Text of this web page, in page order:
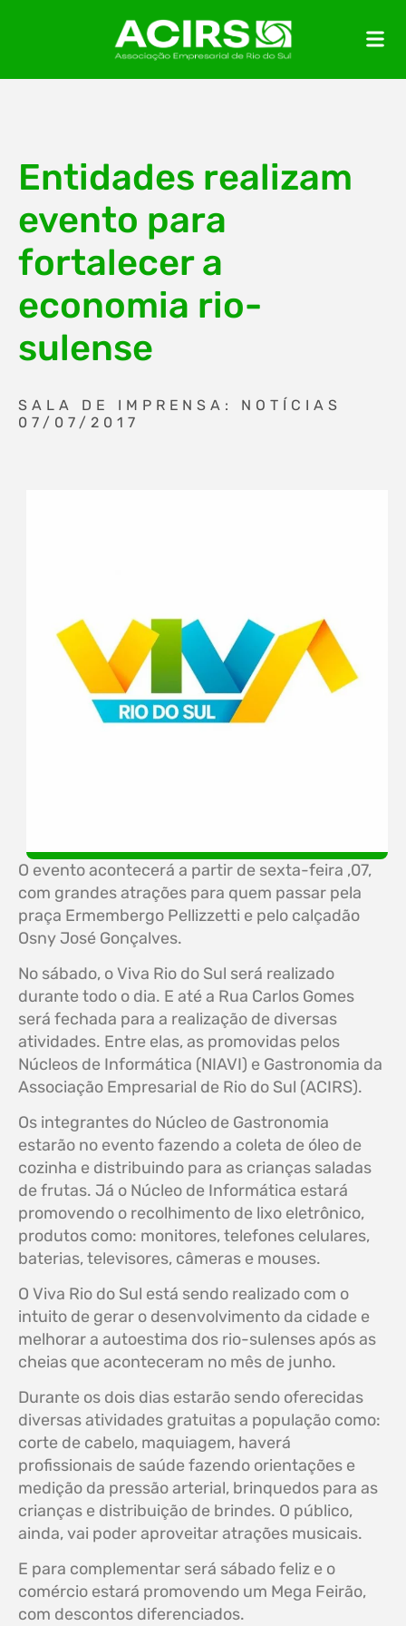
Entidades realizam
evento para
fortalecer a
economia rio-
sulense
SALA DE IMPRENSA: NOTÍCIAS
07/07/2017
O evento acontecerá a partir de sexta-feira ,07,
com grandes atrações para quem passar pela
praça Ermembergo Pellizzetti e pelo calçadão
Osny José Gonçalves.
No sábado, o Viva Rio do Sul será realizado
durante todo o dia. E até a Rua Carlos Gomes
será fechada para a realização de diversas
atividades. Entre elas, as promovidas pelos
Núcleos de Informática (NIAVI) e Gastronomia da
Associação Empresarial de Rio do Sul (ACIRS).
Os integrantes do Núcleo de Gastronomia
estarão no evento fazendo a coleta de óleo de
cozinha e distribuindo para as crianças saladas
de frutas. Já o Núcleo de Informática estará
promovendo o recolhimento de lixo eletrônico,
produtos como: monitores, telefones celulares,
baterias, televisores, câmeras e mouses.
O Viva Rio do Sul está sendo realizado com o
intuito de gerar o desenvolvimento da cidade e
melhorar a autoestima dos rio-sulenses após as
cheias que aconteceram no mês de junho.
Durante os dois dias estarão sendo oferecidas
diversas atividades gratuitas a população como:
corte de cabelo, maquiagem, haverá
profissionais de saúde fazendo orientações e
medição da pressão arterial, brinquedos para as
crianças e distribuição de brindes. O público,
ainda, vai poder aproveitar atrações musicais.
E para complementar será sábado feliz e o
comércio estará promovendo um Mega Feirão,
com descontos diferenciados.